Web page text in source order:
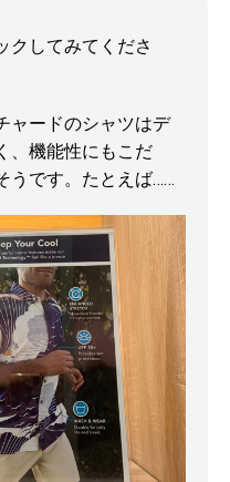
クしてみてくださ
ャードのシャツはデ
、機能性にもこだ
うです。たとえば……